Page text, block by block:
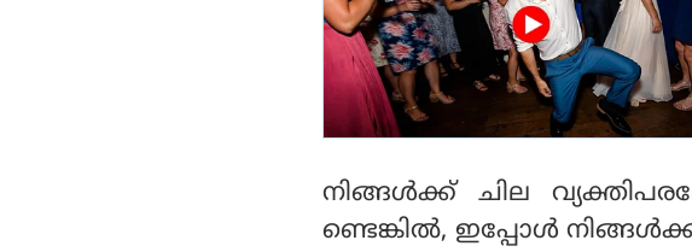
നിങ്ങള്‍ക്ക് ചില
ണ്ടെങ്കില്‍, ഇപ്പോള്‍